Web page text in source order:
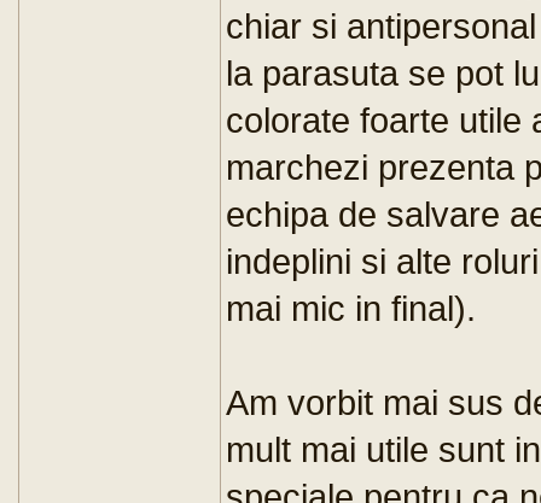
chiar si
la parasuta se pot
colorate foarte utile
marchezi prezenta
echipa de salvare
indeplini si alte
mai mic in final).
Am vorbit mai sus
mult mai utile sunt